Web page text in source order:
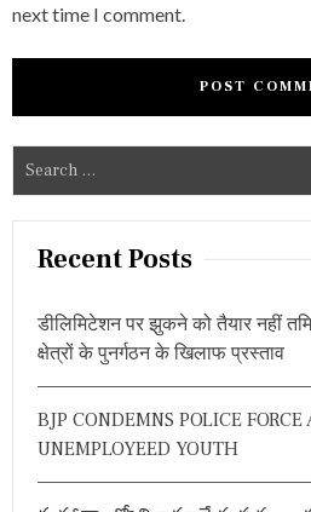
next time I comment.
a
Recent Posts
डीलिमिटेशन पर झुकने को तैयार नहीं
क्षेत्रों के पुनर्गठन के खिलाफ प्रस्ताव
BJP CONDEMNS POLICE FORCE
UNEMPLOYEED YOUTH